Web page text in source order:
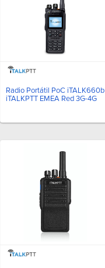
Radio Portátil PoC iTALK660b
iTALKPTT EMEA Red 3G-4G